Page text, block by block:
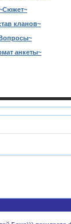
кланов~
анкеты~